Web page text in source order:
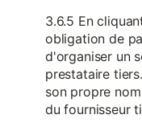
3.6.5 En
obligation de
d'organiser un
prestataire
son propre
du fournisseur